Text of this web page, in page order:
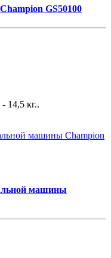
GS50100
14,5 кг..
машины